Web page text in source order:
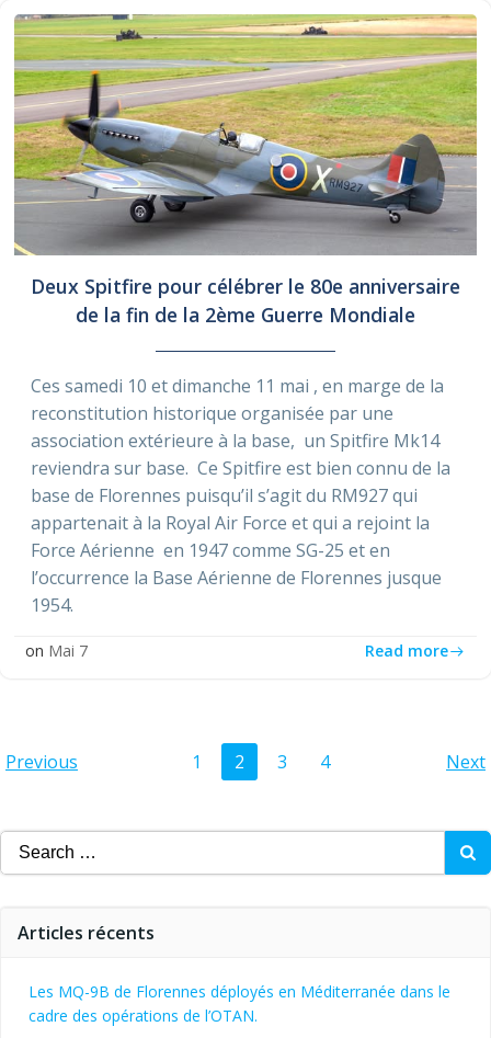
Deux Spitfire pour célébrer le 80e anniversaire
de la fin de la 2ème Guerre Mondiale
Ces samedi 10 et dimanche 11 mai , en marge de la
reconstitution historique organisée par une
association extérieure à la base, un Spitfire Mk14
reviendra sur base. Ce Spitfire est bien connu de la
base de Florennes puisqu’il s’agit du RM927 qui
appartenait à la Royal Air Force et qui a rejoint la
Force Aérienne en 1947 comme SG-25 et en
l’occurrence la Base Aérienne de Florennes jusque
1954.
on Mai 7 Read more
Posts
navigation
Previous
navigation
Page
1 Page
2 Page
3 Page
4 Next
Search
for:
Articles récents
Les MQ-9B de Florennes déployés en Méditerranée dans le
cadre des opérations de l’OTAN.